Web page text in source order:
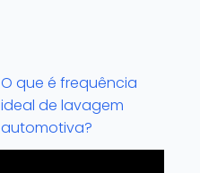
O que é frequência
ideal de lavagem
automotiva?